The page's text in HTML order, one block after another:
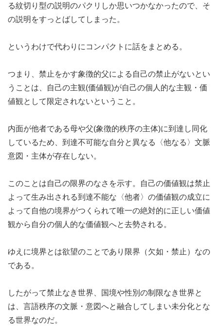
る紋切り型の説明のパクリしか思いつかなかったので、そ
の説明をすっとばしてしまった。
というわけで代わりにコンパクトに話をまとめる。
つまり、禁止をかす象徴的父による自己の禁止がないとい
うことは、自己の主観(価値観)が自己の個人的な主観・価
値観として限定されないということ。
内面が他者である母や父(象徴的秩序の主体)に到達し同化
しているため、到達不可能な自分と異なる〈他なる〉文脈
意図・主体が存在しない。
このことは自己の限界のなさを示す。自己の価値観は禁止
よって生み出される到達不能な〈他者〉の価値観の成立に
よって自他の境界がつくられて唯一の絶対的に正しい価値
観から自分の個人的な価値観へと去勢される。
ゆえに境界とは欲望のことであり限界（欠如・禁止）なの
である。
したがって禁止なき世界、国境や性別の制限なき世界と
は、言語秩序の文脈・意図へと融合してしまい未分化とな
る世界なのだ。